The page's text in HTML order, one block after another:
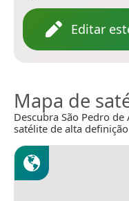
Editar
Mapa de
Descubra São Pedro
satélite de alta